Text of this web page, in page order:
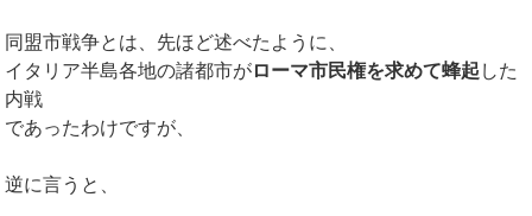
同盟市戦争とは、先ほど述べたように、
イタリア半島各地の諸都市がローマ市民権を求めて蜂起 した
内戦
であったわけですが、
逆に言うと、